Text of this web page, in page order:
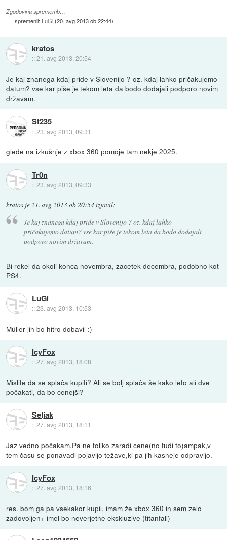
Zgodovina sprememb…
spremenil: LuGi(20. avg 2013 ob 22:44)
kratos
::21. avg 2013, 20:54
Je kaj znanega kdaj pride v Slovenijo ? oz. kdaj lahko pričakujemo
datum? vse kar piše je tekom leta da bodo dodajali podporo novim
državam.
St235
::23. avg 2013, 09:31
glede na izkušnje z xbox 360 pomoje tam nekje 2025.
Tr0n
::23. avg 2013, 09:33
kratos je21. avg 2013 ob 20:54izjavil:
Je kaj znanega kdaj pride v Slovenijo ? oz. kdaj lahko
pričakujemo datum? vse kar piše je tekom leta da bodo dodajali
podporo novim državam.
Bi rekel da okoli konca novembra, zacetek decembra, podobno kot
PS4.
LuGi
::23. avg 2013, 10:53
Müller jih bo hitro dobavil :)
IcyFox
::27. avg 2013, 18:08
Mislite da se splača kupiti? Ali se bolj splača še kako leto ali dve
počakati, da bo cenejši?
Seljak
::27. avg 2013, 18:11
Jaz vedno počakam.Pa ne toliko zaradi cene(no tudi to)ampak,v
tem času se ponavadi pojavijo težave,ki pa jih kasneje odpravijo.
IcyFox
::27. avg 2013, 18:16
res. bom ga pa vsekakor kupil, imam že xbox 360 in sem zelo
zadovoljen+ imel bo neverjetne ekskluzive (titanfall)